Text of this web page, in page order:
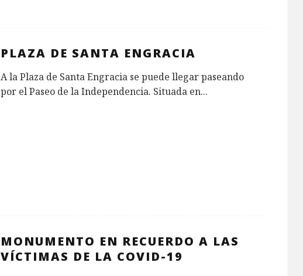
PLAZA DE SANTA ENGRACIA
A la Plaza de Santa Engracia se puede llegar paseando
por el Paseo de la Independencia. Situada en...
MONUMENTO EN RECUERDO A LAS
VÍCTIMAS DE LA COVID-19